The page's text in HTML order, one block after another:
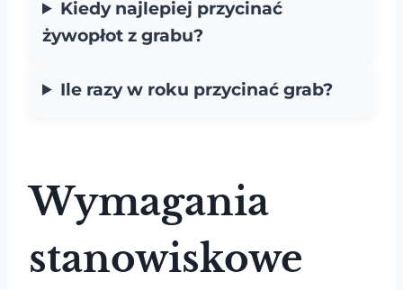
Kiedy najlepiej przycinać
żywopłot z grabu?
Ile razy w roku przycinać grab?
Wymagania
stanowiskowe